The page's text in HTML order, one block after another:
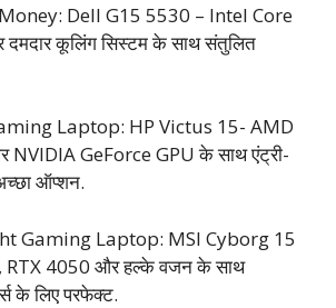
Dell G15 5530 – Intel Core
कूलिंग सिस्टम के साथ संतुलित
Laptop: HP Victus 15- AMD
NVIDIA GeForce GPU के साथ एंट्री-
ऑप्शन.
Gaming Laptop: MSI Cyborg 15
RTX 4050 और हल्के वजन के साथ
के लिए परफेक्ट.